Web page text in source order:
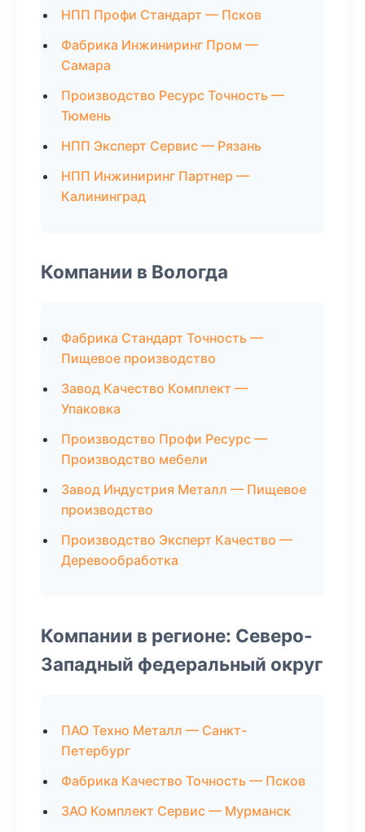
НПП Профи Стандарт — Псков
Фабрика Инжиниринг Пром —
Самара
Производство Ресурс Точность —
Тюмень
НПП Эксперт Сервис — Рязань
НПП Инжиниринг Партнер —
Калининград
Компании в Вологда
Фабрика Стандарт Точность —
Пищевое производство
Завод Качество Комплект —
Упаковка
Производство Профи Ресурс —
Производство мебели
Завод Индустрия Металл — Пищевое
производство
Производство Эксперт Качество —
Деревообработка
Компании в регионе: Северо-
Западный федеральный округ
ПАО Техно Металл — Санкт-
Петербург
Фабрика Качество Точность — Псков
ЗАО Комплект Сервис — Мурманск